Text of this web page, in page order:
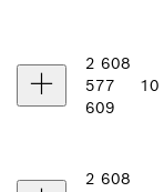
2 608
577
609
10
2 608